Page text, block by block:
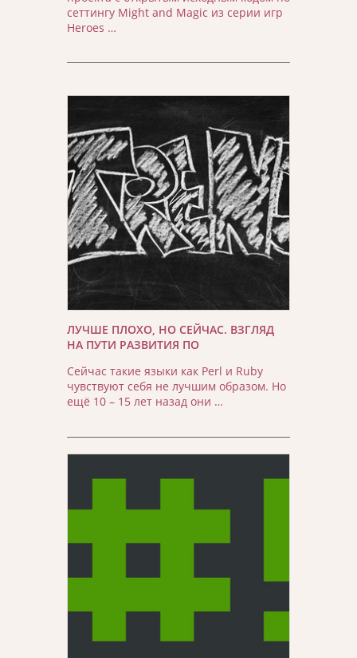
сеттингу Might and Magic из серии игр
Heroes …
ЛУЧШЕ ПЛОХО, НО СЕЙЧАС. ВЗГЛЯД
НА ПУТИ РАЗВИТИЯ ПО
Сейчас такие языки как Perl и Ruby
чувствуют себя не лучшим образом. Но
ещё 10 – 15 лет назад они …